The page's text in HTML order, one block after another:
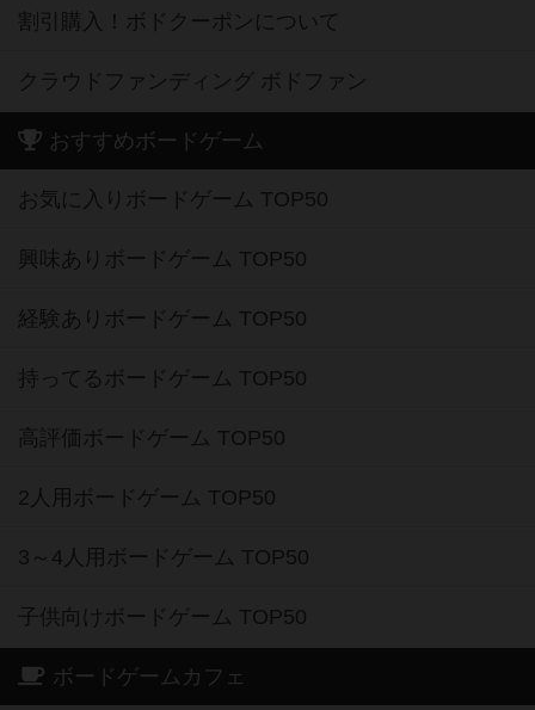
割引購入！ボドクーポンについて
クラウドファンディング ボドファン
おすすめボードゲーム
お気に入りボードゲーム TOP50
興味ありボードゲーム TOP50
経験ありボードゲーム TOP50
持ってるボードゲーム TOP50
高評価ボードゲーム TOP50
2人用ボードゲーム TOP50
3～4人用ボードゲーム TOP50
子供向けボードゲーム TOP50
ボードゲームカフェ